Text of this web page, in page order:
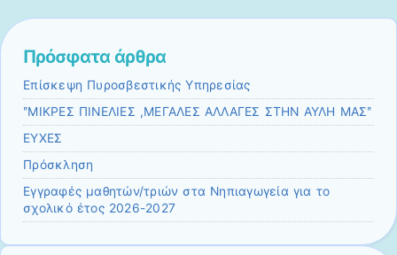
Πρόσφατα άρθρα
Επίσκεψη Πυροσβεστικής Υπηρεσίας
ʺΜΙΚΡΕΣ ΠΙΝΕΛΙΕΣ ,ΜΕΓΑΛΕΣ ΑΛΛΑΓΕΣ ΣΤΗΝ ΑΥΛΗ ΜΑΣʺ
ΕΥΧΕΣ
Πρόσκληση
Εγγραφές μαθητών/τριών στα Νηπιαγωγεία για το
σχολικό έτος 2026-2027